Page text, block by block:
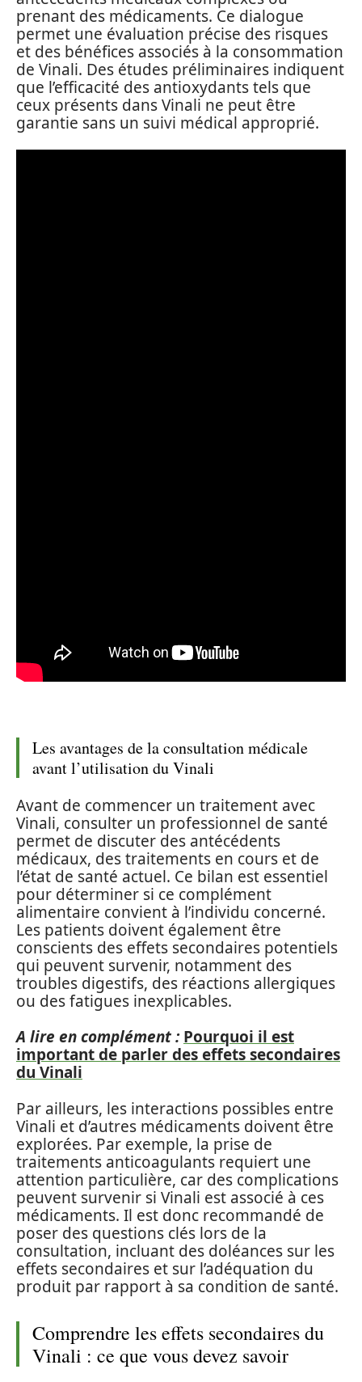
prenant des médicaments. Ce dialogue
permet une évaluation précise des risques
et des bénéfices associés à la consommation
de Vinali. Des études préliminaires indiquent
que l’efficacité des antioxydants tels que
ceux présents dans Vinali ne peut être
garantie sans un suivi médical approprié.
Les avantages de la consultation médicale
avant l’utilisation du Vinali
Avant de commencer un traitement avec
Vinali, consulter un professionnel de santé
permet de discuter des antécédents
médicaux, des traitements en cours et de
l’état de santé actuel. Ce bilan est essentiel
pour déterminer si ce complément
alimentaire convient à l’individu concerné.
Les patients doivent également être
conscients des effets secondaires potentiels
qui peuvent survenir, notamment des
troubles digestifs, des réactions allergiques
ou des fatigues inexplicables.
A lire en complément : Pourquoi il est
important de parler des effets secondaires
du Vinali
Par ailleurs, les interactions possibles entre
Vinali et d’autres médicaments doivent être
explorées. Par exemple, la prise de
traitements anticoagulants requiert une
attention particulière, car des complications
peuvent survenir si Vinali est associé à ces
médicaments. Il est donc recommandé de
poser des questions clés lors de la
consultation, incluant des doléances sur les
effets secondaires et sur l’adéquation du
produit par rapport à sa condition de santé.
Comprendre les effets secondaires du
Vinali : ce que vous devez savoir